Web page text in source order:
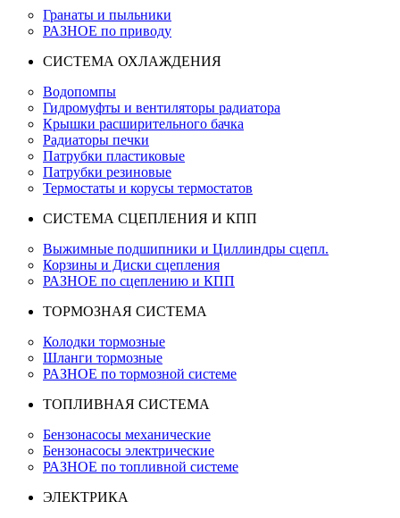
Гранаты и пыльники
РАЗНОЕ по приводу
СИСТЕМА ОХЛАЖДЕНИЯ
Водопомпы
Гидромуфты и вентиляторы радиатора
Крышки расширительного бачка
Радиаторы печки
Патрубки пластиковые
Патрубки резиновые
Термостаты и корусы термостатов
СИСТЕМА СЦЕПЛЕНИЯ И КПП
Выжимные подшипники и Циллиндры сцепл.
Корзины и Диски сцепления
РАЗНОЕ по сцеплению и КПП
ТОРМОЗНАЯ СИСТЕМА
Колодки тормозные
Шланги тормозные
РАЗНОЕ по тормозной системе
ТОПЛИВНАЯ СИСТЕМА
Бензонасосы механические
Бензонасосы электрические
РАЗНОЕ по топливной системе
ЭЛЕКТРИКА